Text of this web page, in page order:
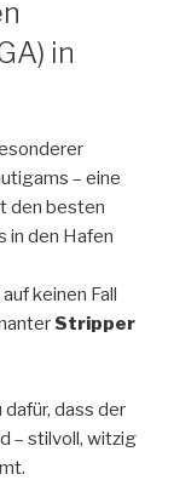
in
– eine
den besten
in den Hafen
keinen Fall
Stripper
dass der
– stilvoll, witzig